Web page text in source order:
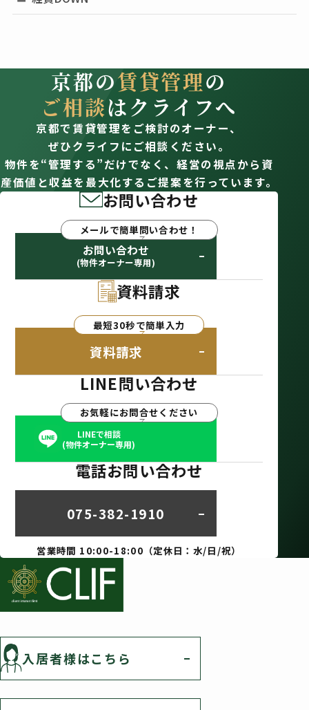
京都の賃貸管理の
ご相談はクライフへ
京都で賃貸管理をご検討のオーナー、
ぜひクライフにご相談ください。
物件を“管理する”だけでなく、経営の視点から資
産価値と収益を最大化するご提案を行っています。
お問い合わせ
メールで簡単問い合わせ！
お問い合わせ
(物件オーナー専用)
資料請求
最短30秒で簡単入力
資料請求
LINE問い合わせ
お気軽にお問合せください
LINEで相談
(物件オーナー専用)
電話お問い合わせ
075-382-1910
営業時間 10:00-18:00（定休日：水/日/祝）
入居者様はこちら